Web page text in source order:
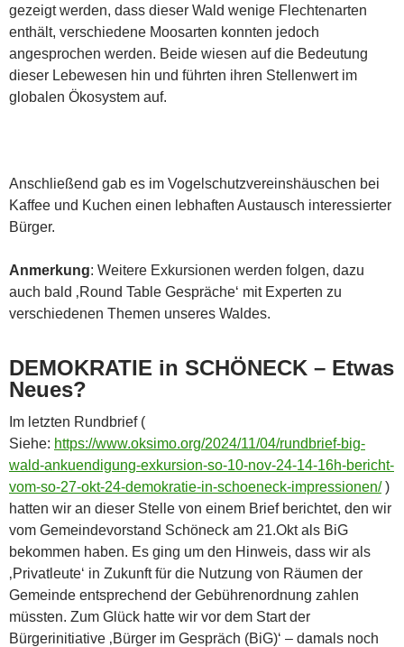
gezeigt werden, dass dieser Wald wenige Flechtenarten
enthält, verschiedene Moosarten konnten jedoch
angesprochen werden. Beide wiesen auf die Bedeutung
dieser Lebewesen hin und führten ihren Stellenwert im
globalen Ökosystem auf.
Anschließend gab es im Vogelschutzvereinshäuschen bei
Kaffee und Kuchen einen lebhaften Austausch interessierter
Bürger.
Anmerkung: Weitere Exkursionen werden folgen, dazu
auch bald ‚Round Table Gespräche‘ mit Experten zu
verschiedenen Themen unseres Waldes.
DEMOKRATIE in SCHÖNECK – Etwas
Neues?
Im letzten Rundbrief (
Siehe: https://www.oksimo.org/2024/11/04/rundbrief-big-
wald-ankuendigung-exkursion-so-10-nov-24-14-16h-bericht-
vom-so-27-okt-24-demokratie-in-schoeneck-impressionen/)
hatten wir an dieser Stelle von einem Brief berichtet, den wir
vom Gemeindevorstand Schöneck am 21.Okt als BiG
bekommen haben. Es ging um den Hinweis, dass wir als
‚Privatleute‘ in Zukunft für die Nutzung von Räumen der
Gemeinde entsprechend der Gebührenordnung zahlen
müssten. Zum Glück hatte wir vor dem Start der
Bürgerinitiative ‚Bürger im Gespräch (BiG)‘ – damals noch